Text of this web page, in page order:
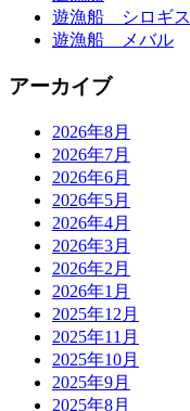
遊漁船 シロギス
遊漁船 メバル
アーカイブ
2026年8月
2026年7月
2026年6月
2026年5月
2026年4月
2026年3月
2026年2月
2026年1月
2025年12月
2025年11月
2025年10月
2025年9月
2025年8月